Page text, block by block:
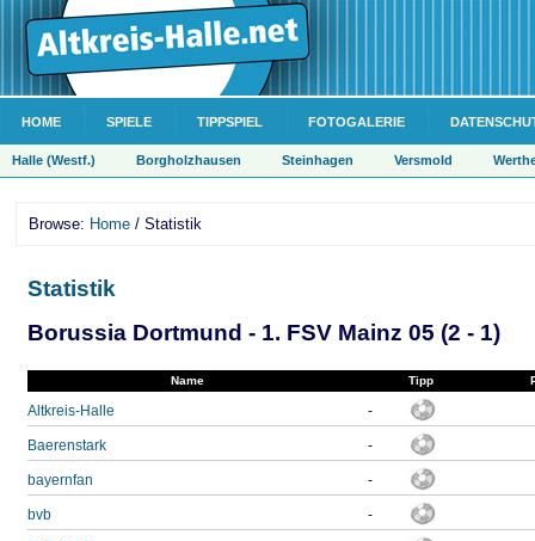
HOME SPIELE TIPPSPIEL FOTOGALERIE
Halle (Westf.) Borgholzhausen Steinhagen Versmold
Browse: Home / Statistik
Statistik
Borussia Dortmund - 1. FSV Mainz 05 (2 - 1)
Name Tipp
Altkreis-Halle -
Baerenstark -
bayernfan -
bvb -